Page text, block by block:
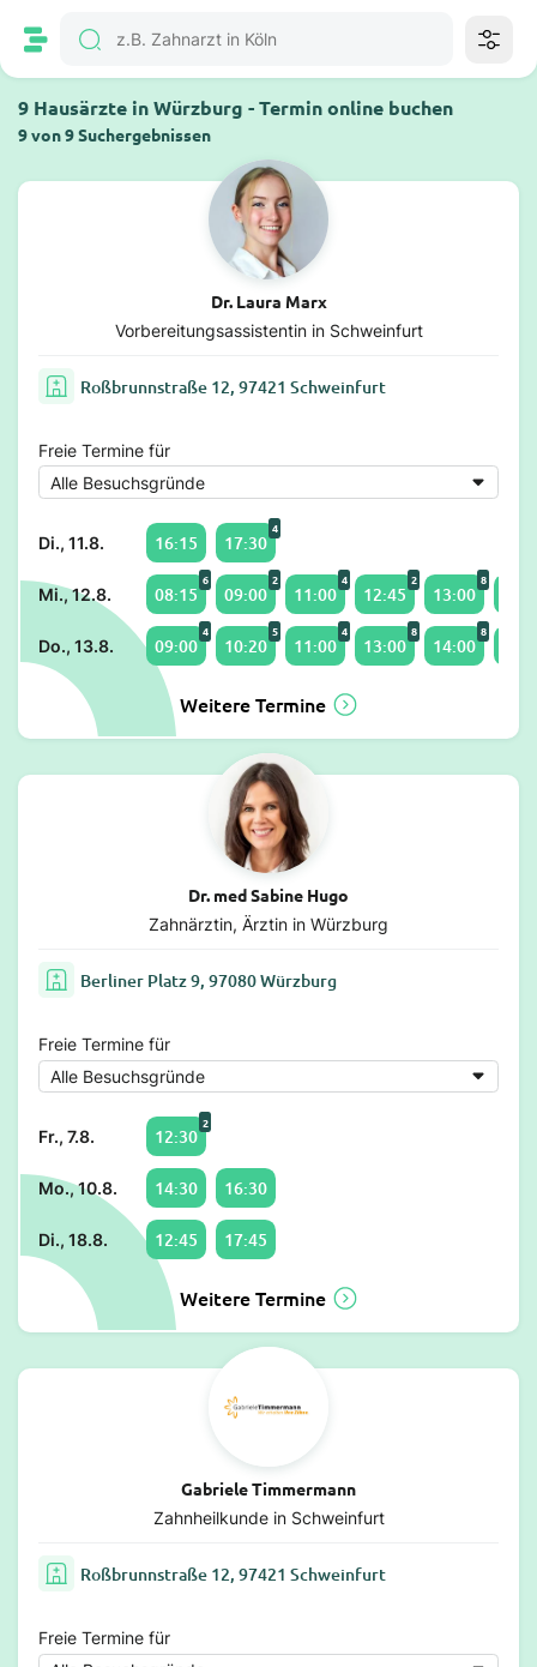
9 Hausärzte in Würzburg - Termin online buchen
9 von 9 Suchergebnissen
Dr. Laura Marx
Vorbereitungsassistentin in Schweinfurt
Roßbrunnstraße 12, 97421 Schweinfurt
Freie Termine für
Di., 11.8. 16:15 17:30
4
Mi., 12.8. 08:15
6
09:00
2
11:00
4
12:45
2
13:00
8
Do., 13.8. 09:00
4
10:20
5
11:00
4
13:00
8
14:00
8
Weitere Termine
Dr. med Sabine Hugo
Zahnärztin, Ärztin in Würzburg
Berliner Platz 9, 97080 Würzburg
Freie Termine für
Fr., 7.8. 12:30
2
Mo., 10.8. 14:30 16:30
Di., 18.8. 12:45 17:45
Weitere Termine
Gabriele Timmermann
Zahnheilkunde in Schweinfurt
Roßbrunnstraße 12, 97421 Schweinfurt
Freie Termine für